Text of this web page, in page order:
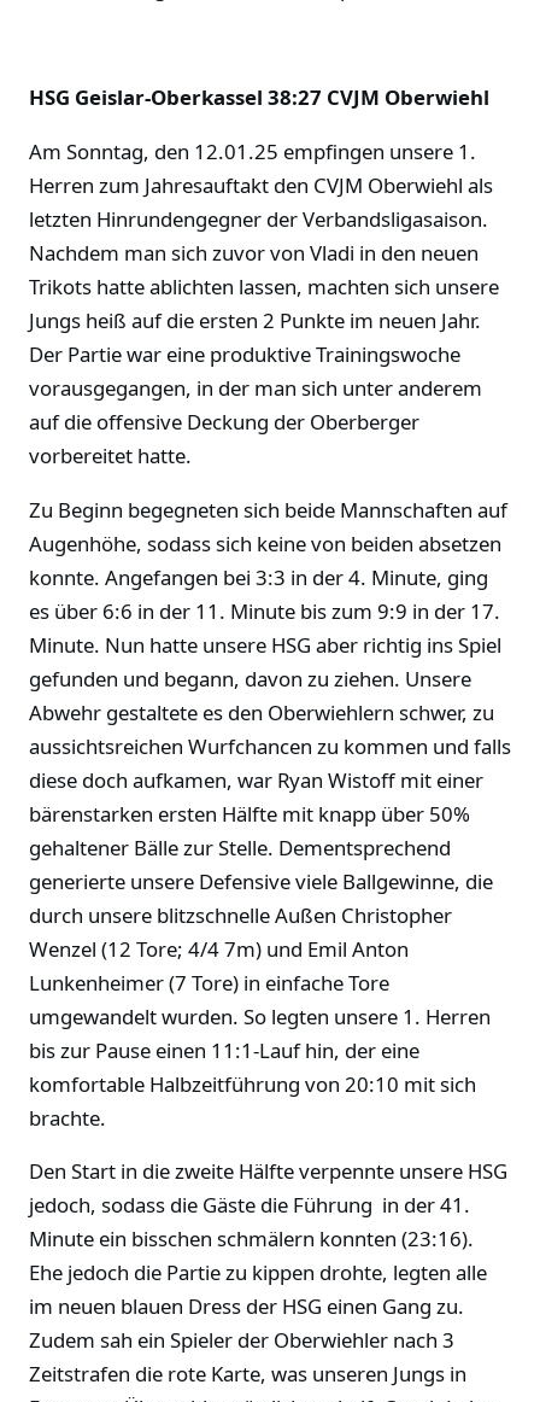
HSG Geislar-Oberkassel 38:27 CVJM Oberwiehl
Am Sonntag, den 12.01.25 empfingen unsere 1.
Herren zum Jahresauftakt den CVJM Oberwiehl als
letzten Hinrundengegner der Verbandsligasaison.
Nachdem man sich zuvor von Vladi in den neuen
Trikots hatte ablichten lassen, machten sich unsere
Jungs heiß auf die ersten 2 Punkte im neuen Jahr.
Der Partie war eine produktive Trainingswoche
vorausgegangen, in der man sich unter anderem
auf die offensive Deckung der Oberberger
vorbereitet hatte.
Zu Beginn begegneten sich beide Mannschaften auf
Augenhöhe, sodass sich keine von beiden absetzen
konnte. Angefangen bei 3:3 in der 4. Minute, ging
es über 6:6 in der 11. Minute bis zum 9:9 in der 17.
Minute. Nun hatte unsere HSG aber richtig ins Spiel
gefunden und begann, davon zu ziehen. Unsere
Abwehr gestaltete es den Oberwiehlern schwer, zu
aussichtsreichen Wurfchancen zu kommen und falls
diese doch aufkamen, war Ryan Wistoff mit einer
bärenstarken ersten Hälfte mit knapp über 50%
gehaltener Bälle zur Stelle. Dementsprechend
generierte unsere Defensive viele Ballgewinne, die
durch unsere blitzschnelle Außen Christopher
Wenzel (12 Tore; 4/4 7m) und Emil Anton
Lunkenheimer (7 Tore) in einfache Tore
umgewandelt wurden. So legten unsere 1. Herren
bis zur Pause einen 11:1-Lauf hin, der eine
komfortable Halbzeitführung von 20:10 mit sich
brachte.
Den Start in die zweite Hälfte verpennte unsere HSG
jedoch, sodass die Gäste die Führung in der 41.
Minute ein bisschen schmälern konnten (23:16).
Ehe jedoch die Partie zu kippen drohte, legten alle
im neuen blauen Dress der HSG einen Gang zu.
Zudem sah ein Spieler der Oberwiehler nach 3
Zeitstrafen die rote Karte, was unseren Jungs in